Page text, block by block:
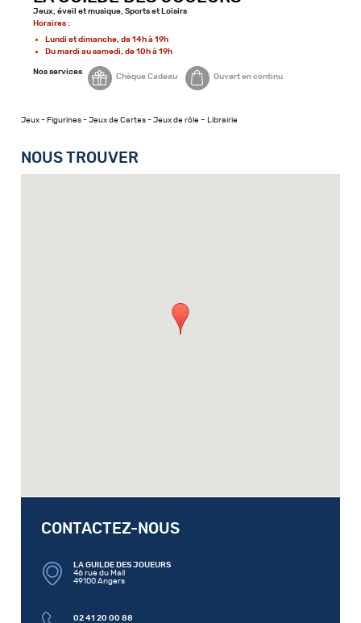
Jeux, éveil et musique, Sports et Loisirs
Horaires :
Lundi et dimanche, de 14h à 19h
Du mardi au samedi, de 10h à 19h
Nos services
Chèque Cadeau Ouvert en continu
Jeux - Figurines - Jeux de Cartes - Jeux de rôle – Librairie
NOUS TROUVER
CONTACTEZ-NOUS
LA GUILDE DES JOUEURS
46 rue du Mail
49100 Angers
02 41 20 00 88